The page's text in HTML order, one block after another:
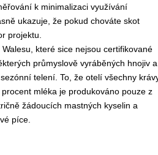
k minimalizaci využívání
ukazuje, že pokud chováte skot
projektu.
které sice nejsou certifikované
průmyslově vyráběných hnojiv a
telení. To, že otelí všechny
mléka je produkováno pouze z
žádoucích mastných kyselin a
píce.